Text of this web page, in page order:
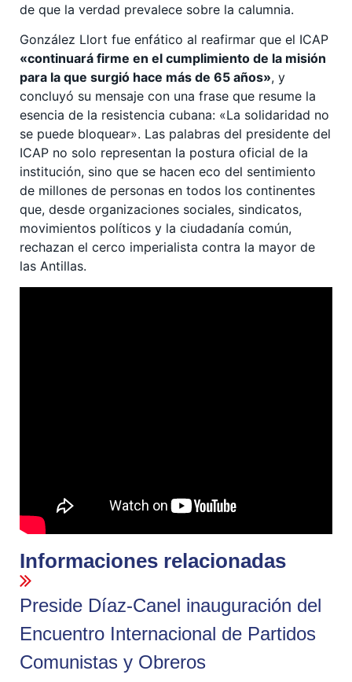
de que la verdad prevalece sobre la calumnia.
González Llort fue enfático al reafirmar que el ICAP
«continuará firme en el cumplimiento de la misión
para la que surgió hace más de 65 años», y
concluyó su mensaje con una frase que resume la
esencia de la resistencia cubana: «La solidaridad no
se puede bloquear». Las palabras del presidente del
ICAP no solo representan la postura oficial de la
institución, sino que se hacen eco del sentimiento
de millones de personas en todos los continentes
que, desde organizaciones sociales, sindicatos,
movimientos políticos y la ciudadanía común,
rechazan el cerco imperialista contra la mayor de
las Antillas.
Informaciones relacionadas
Preside Díaz-Canel inauguración del
Encuentro Internacional de Partidos
Comunistas y Obreros